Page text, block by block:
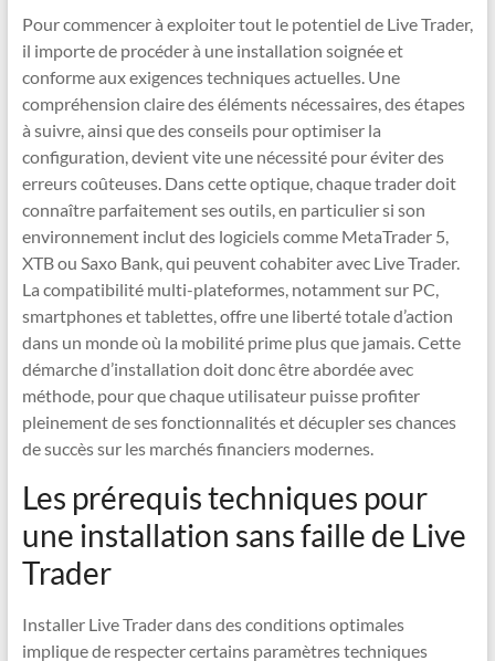
Pour commencer à exploiter tout le potentiel de Live Trader,
il importe de procéder à une installation soignée et
conforme aux exigences techniques actuelles. Une
compréhension claire des éléments nécessaires, des étapes
à suivre, ainsi que des conseils pour optimiser la
configuration, devient vite une nécessité pour éviter des
erreurs coûteuses. Dans cette optique, chaque trader doit
connaître parfaitement ses outils, en particulier si son
environnement inclut des logiciels comme MetaTrader 5,
XTB ou Saxo Bank, qui peuvent cohabiter avec Live Trader.
La compatibilité multi-plateformes, notamment sur PC,
smartphones et tablettes, offre une liberté totale d’action
dans un monde où la mobilité prime plus que jamais. Cette
démarche d’installation doit donc être abordée avec
méthode, pour que chaque utilisateur puisse profiter
pleinement de ses fonctionnalités et décupler ses chances
de succès sur les marchés financiers modernes.
Les prérequis techniques pour
une installation sans faille de Live
Trader
Installer Live Trader dans des conditions optimales
implique de respecter certains paramètres techniques